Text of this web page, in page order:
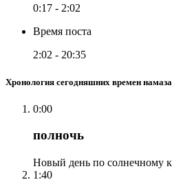
0:17 - 2:02
Время поста
2:02 - 20:35
Хронология сегодняшних времен намаза
0:00
полночь
1:40